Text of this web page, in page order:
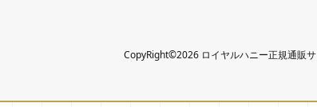
CopyRight©2026 ロイヤルハニー正規通販